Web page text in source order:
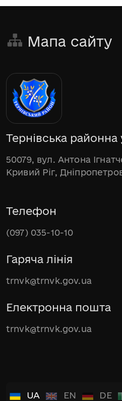
Мапа сайту
Тернівська районна
50079, вул. Антона
Кривий Ріг,
Телефон
(097) 035-10-10
Гаряча лінія
trnvk@trnvk.gov.ua
Електронна пошта
trnvk@trnvk.gov.ua
UA EN DE